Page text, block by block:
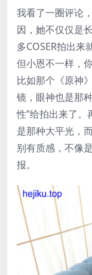
我看了一圈评论
因，她不仅仅是
多COSER拍出来
但小恩不一样，
比如那个《原神
镜，眼神也是那
性”给拍出来了
是那种大平光，
别有质感，不像
报。